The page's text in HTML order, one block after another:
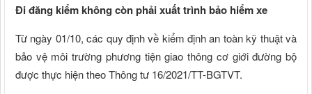
Đi đăng kiểm không còn phải xuất trình bảo hiểm xe
Từ ngày 01/10, các quy định về kiểm định an toàn kỹ thuật và
bảo vệ môi trường phương tiện giao thông cơ giới đường bộ
được thực hiện theo Thông tư 16/2021/TT-BGTVT.